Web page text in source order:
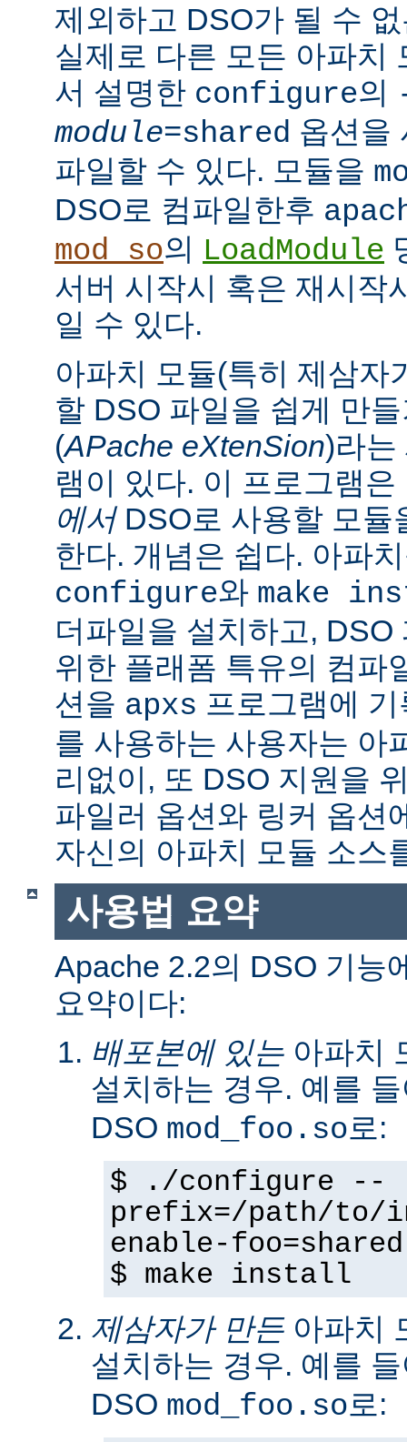
제외하고 DSO가 될 수
실제로 다른 모든 아파치
서 설명한 configure의
module=shared 옵션을
파일할 수 있다. 모듈을
DSO로 컴파일한후
mod_so의 LoadModule
서버 시작시 혹은 재시작
일 수 있다.
아파치 모듈(특히 제삼자
할 DSO 파일을 쉽게 만
(APache eXtenSion)라는
램이 있다. 이 프로그램
에서DSO로 사용할 모듈
한다. 개념은 쉽다. 아파
configure와 make
더파일을 설치하고,
위한 플래폼 특유의 컴파
션을 apxs 프로그램에
를 사용하는 사용자는 아
리없이, 또 DSO 지원을
파일러 옵션와 링커 옵션
자신의 아파치 모듈 소스
사용법 요약
Apache 2.2의 DSO 기능
요약이다:
배포본에 있는 아파치
설치하는 경우. 예를
DSO mod_foo.so로:
$ ./configure --
prefix=/path/
enable-foo=shared
$ make install
제삼자가 만든아파치
설치하는 경우. 예를
DSO mod_foo.so로: